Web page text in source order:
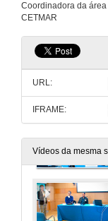
Coordinadora da
CETMAR
URL:
IFRAME:
Vídeos da mesma